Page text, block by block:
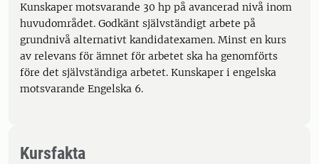
Kunskaper motsvarande 30 hp på avancerad nivå inom
huvudområdet. Godkänt självständigt arbete på
grundnivå alternativt kandidatexamen. Minst en kurs
av relevans för ämnet för arbetet ska ha genomförts
före det självständiga arbetet. Kunskaper i engelska
motsvarande Engelska 6.
Kursfakta